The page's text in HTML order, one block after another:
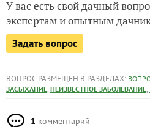
У вас есть свой дачный
экспертам и опытным
Задать вопрос
ВОПРОС РАЗМЕЩЕН В РАЗДЕЛАХ:
ЗАСЫХАНИЕ, НЕИЗВЕСТНОЕ ЗАБОЛЕВАНИЕ,
1 комментарий